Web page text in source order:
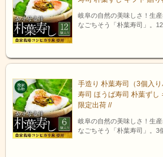
岐阜の自然の美味しさ！生
なごちそう「朴葉寿司」。
手造り 朴葉寿司（3個入
寿司 ほうば寿司 朴葉ずし
限定出荷 //
岐阜の自然の美味しさ！生
なごちそう「朴葉寿司」。3